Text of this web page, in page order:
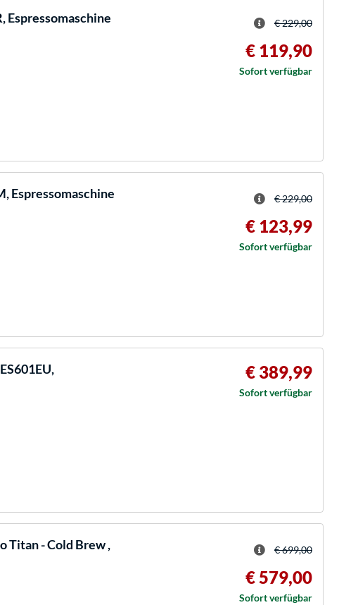
Espressomaschine € 229,00
€ 119,90
Sofort verfügbar
Espressomaschine € 229,00
€ 123,99
Sofort verfügbar
€ 389,99
Sofort verfügbar
Titan - Cold Brew ,
€ 699,00
€ 579,00
Sofort verfügbar